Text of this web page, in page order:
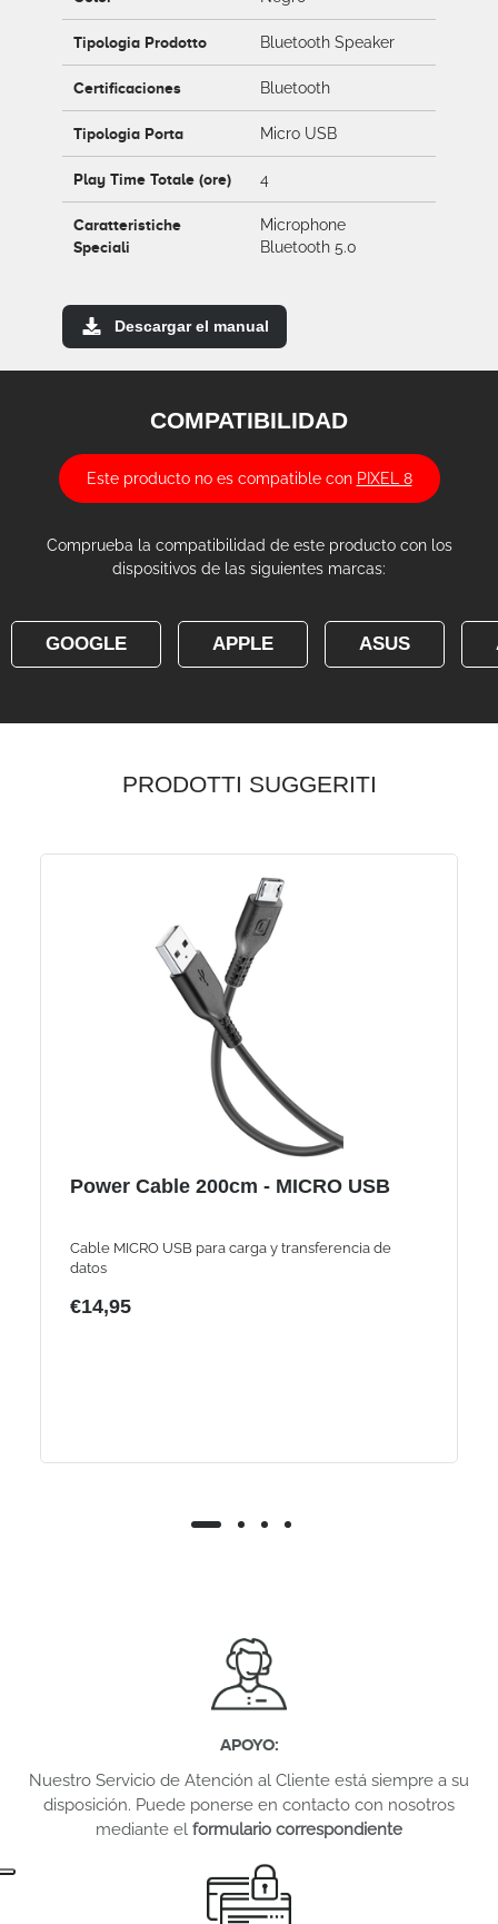
Tipologia Prodotto Bluetooth Speaker
Certificaciones Bluetooth
Tipologia Porta Micro USB
Play Time Totale (ore) 4
Caratteristiche
Speciali
Microphone
Bluetooth 5.0
Descargar el manual
COMPATIBILIDAD
Este producto no es compatible con PIXEL 8
Comprueba la compatibilidad de este producto con los
dispositivos de las siguientes marcas:
GOOGLE APPLE ASUS
PRODOTTI SUGGERITI
Power Cable 200cm - MICRO USB
Cable MICRO USB para carga y transferencia de
datos
€14,95
APOYO:
Nuestro Servicio de Atención al Cliente está siempre a su
disposición. Puede ponerse en contacto con nosotros
mediante el formulario correspondiente